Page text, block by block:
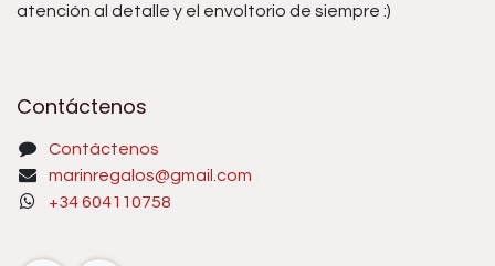
atención al detalle y el envoltorio de siempre :)
Contáctenos
Contáctenos
marinregalos@gmail.com
+34 604110758